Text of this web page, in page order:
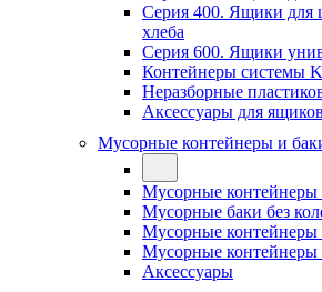
Серия 400. Ящики для
хлеба
Серия 600. Ящики
Контейнеры системы
Неразборные
Аксессуары для ящиков
Мусорные контейнеры и
Мусорные контейнеры
Мусорные баки без
Мусорные контейнеры
Мусорные контейнеры
Аксессуары